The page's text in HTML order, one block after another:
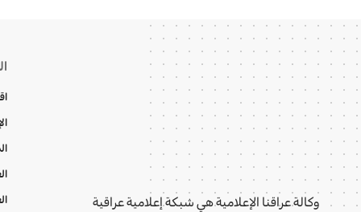
وكالة عراقنا الإعلامية هي شبكة إعلامية عراقية